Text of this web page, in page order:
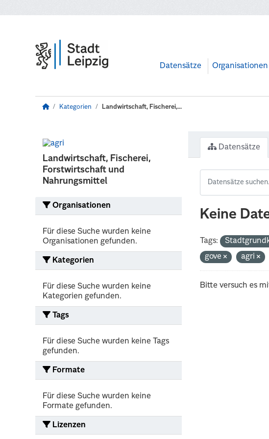
Datensätze Organisationen
Kategorien Landwirtschaft, Fischerei,...
Landwirtschaft, Fischerei,
Forstwirtschaft und
Nahrungsmittel
Organisationen
Für diese Suche wurden keine
Organisationen gefunden.
Kategorien
Für diese Suche wurden keine
Kategorien gefunden.
Tags
Für diese Suche wurden keine Tags
gefunden.
Formate
Für diese Suche wurden keine
Formate gefunden.
Lizenzen
Datensätze
Keine
Tags:
gove
agri
Bitte versuch es